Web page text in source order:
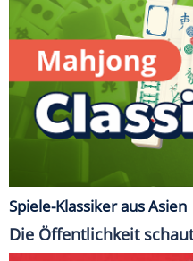
Spiele-Klassiker aus Asien
Die Öffentlichkeit